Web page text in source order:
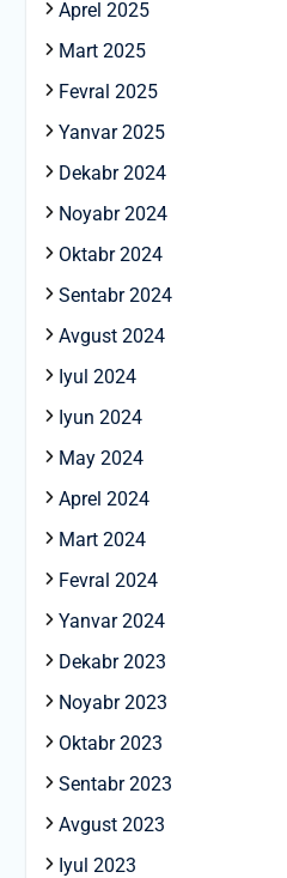
Aprel 2025
Mart 2025
Fevral 2025
Yanvar 2025
Dekabr 2024
Noyabr 2024
Oktabr 2024
Sentabr 2024
Avgust 2024
Iyul 2024
Iyun 2024
May 2024
Aprel 2024
Mart 2024
Fevral 2024
Yanvar 2024
Dekabr 2023
Noyabr 2023
Oktabr 2023
Sentabr 2023
Avgust 2023
Iyul 2023